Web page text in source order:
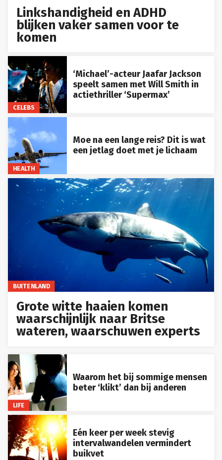
Linkshandigheid en ADHD
blijken vaker samen voor te
komen
CELEBS
‘Michael’-acteur Jaafar Jackson
speelt samen met Will Smith in
actiethriller ‘Supermax’
HEALTH
Moe na een lange reis? Dit is wat
een jetlag doet met je lichaam
BUITENLAND
Grote witte haaien komen
waarschijnlijk naar Britse
wateren, waarschuwen experts
LIFE
Waarom het bij sommige mensen
beter ‘klikt’ dan bij anderen
Eén keer per week stevig
intervalwandelen vermindert
buikvet